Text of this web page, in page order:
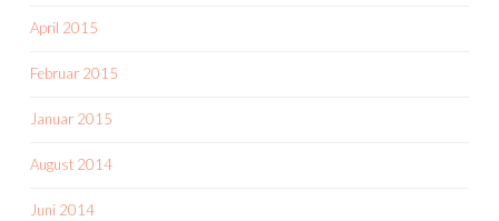
April 2015
Februar 2015
Januar 2015
August 2014
Juni 2014